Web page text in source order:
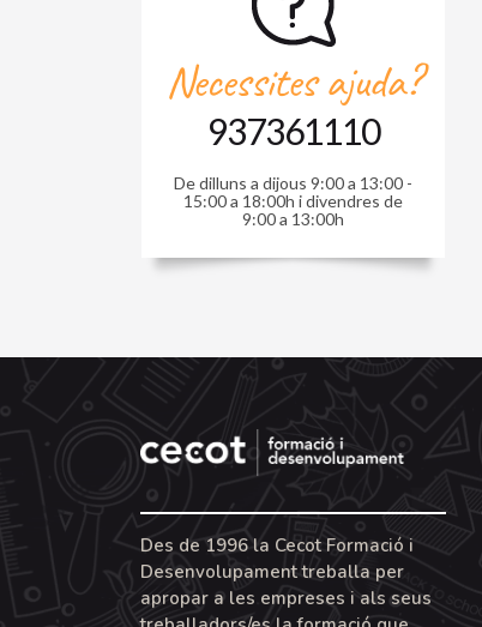
Necessites ajuda?
937361110
De dilluns a dijous 9:00 a 13:00 -
15:00 a 18:00h i divendres de
9:00 a 13:00h
Des de 1996 la Cecot Formació i
Desenvolupament treballa per
apropar a les empreses i als seus